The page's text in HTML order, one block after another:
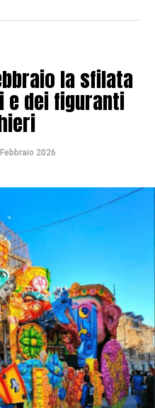
la sfilata
dei figuranti
2026